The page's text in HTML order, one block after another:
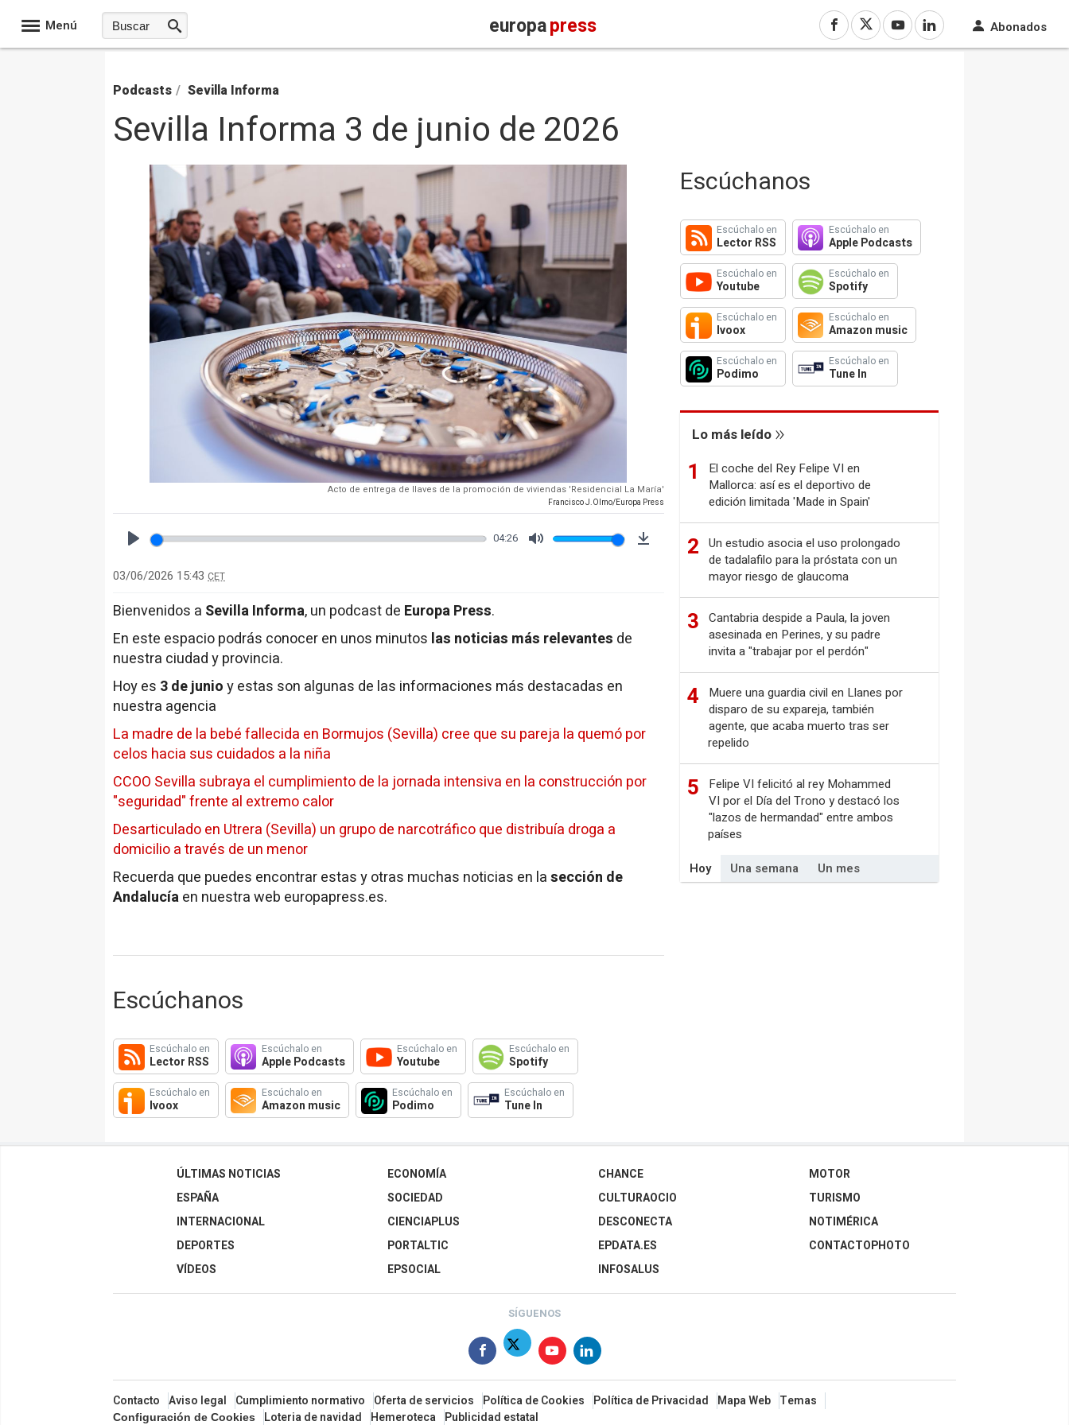
Menú europapress Abonados
Podcasts / Sevilla Informa
Sevilla Informa 3 de junio de 2026
Acto de entrega de llaves de la promoción de viviendas 'Residencial La María'
Francisco J.Olmo/Europa Press
04:26
03/06/2026 15:43 CET
Bienvenidos a Sevilla Informa, un podcast de Europa Press.
En este espacio podrás conocer en unos minutos las noticias más relevantes de
nuestra ciudad y provincia.
Hoy es 3 de junioy estas son algunas de las informaciones más destacadas en
nuestra agencia
La madre de la bebé fallecida en Bormujos (Sevilla) cree que su pareja la quemó por
celos hacia sus cuidados a la niña
CCOO Sevilla subraya el cumplimiento de la jornada intensiva en la construcción por
"seguridad" frente al extremo calor
Desarticulado en Utrera (Sevilla) un grupo de narcotráfico que distribuía droga a
domicilio a través de un menor
Recuerda que puedes encontrar estas y otras muchas noticias en lasección de
Andalucíaen nuestra web europapress.es.
Escúchanos
Escúchalo en
Lector RSS
Escúchalo en
Apple Podcasts
Escúchalo en
Youtube
Escúchalo en
Spotify
Escúchalo en
Ivoox
Escúchalo en
Amazon music
Escúchalo en
Podimo
Escúchalo en
Tune In
Escúchanos
Escúchalo en
Lector RSS
Escúchalo en
Apple Podcasts
Escúchalo en
Youtube
Escúchalo en
Spotify
Escúchalo en
Ivoox
Escúchalo en
Amazon music
Escúchalo en
Podimo
Escúchalo en
Tune In
Lo más leído
1
El coche del Rey Felipe VI en
Mallorca: así es el deportivo de
edición limitada 'Made in Spain'
2 Un estudio asocia el uso prolongado
de tadalafilo para la próstata con un
mayor riesgo de glaucoma
3 Cantabria despide a Paula, la joven
asesinada en Perines, y su padre
invita a "trabajar por el perdón"
4
Muere una guardia civil en Llanes por
disparo de su expareja, también
agente, que acaba muerto tras ser
repelido
5
Felipe VI felicitó al rey Mohammed
VI por el Día del Trono y destacó los
"lazos de hermandad" entre ambos
países
Hoy
Una semana Un mes
ÚLTIMAS NOTICIAS
ESPAÑA
INTERNACIONAL
DEPORTES
VÍDEOS
ECONOMÍA
SOCIEDAD
CIENCIAPLUS
PORTALTIC
EPSOCIAL
CHANCE
CULTURAOCIO
DESCONECTA
EPDATA.ES
INFOSALUS
MOTOR
TURISMO
NOTIMÉRICA
CONTACTOPHOTO
SÍGUENOS
Contacto Aviso legal Cumplimiento normativo Oferta de servicios Política de Cookies Política de Privacidad Mapa Web Temas
Configuración de Cookies Loteria de navidad Hemeroteca Publicidad estatal